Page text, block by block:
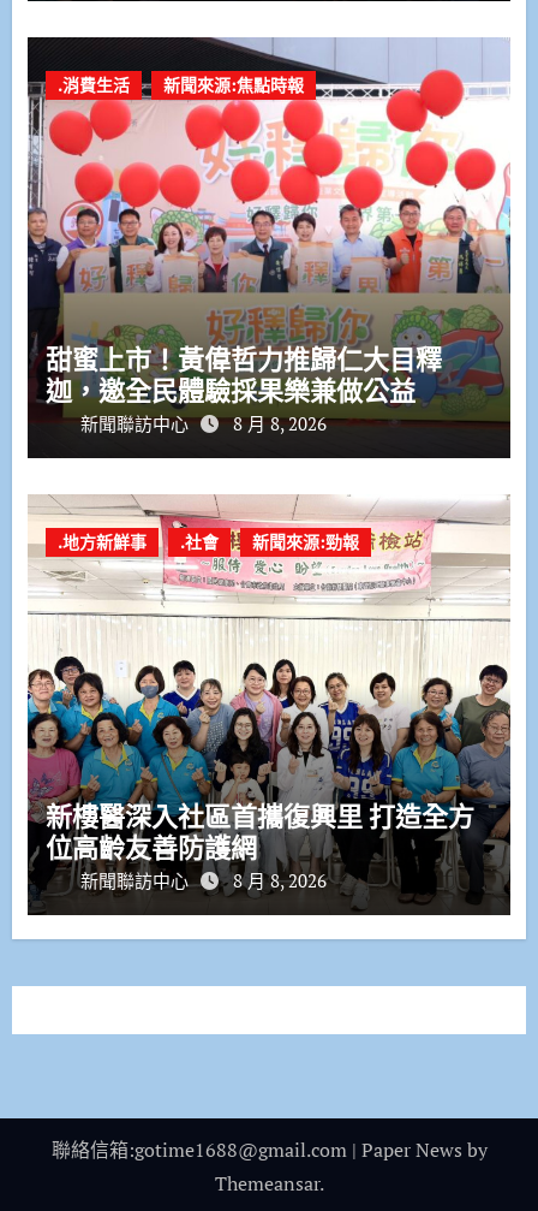
.消費生活 新聞來源:焦點時報
甜蜜上市！黃偉哲力推歸仁大目釋
迦，邀全民體驗採果樂兼做公益
新聞聯訪中心 8 月 8, 2026
.地方新鮮事 .社會 新聞來源:勁報
新樓醫深入社區首攜復興里 打造全方
位高齡友善防護網
新聞聯訪中心 8 月 8, 2026
聯絡信箱:gotime1688@gmail.com | Paper News by
Themeansar.